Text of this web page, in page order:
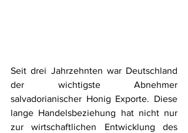
Seit drei Jahrzehnten war Deutschland
der wichtigste Abnehmer
salvadorianischer Honig Exporte. Diese
lange Handelsbeziehung hat nicht nur
zur wirtschaftlichen Entwicklung des